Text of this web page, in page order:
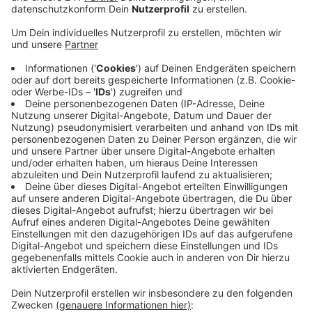
Wie es mit dem Gelände weitergeht, sei noch unklar,
bestätigt Kalls Bürgermeister auf Radio Euskirchen
Nachfrage. Er sei froh, dass für alle 20 Beschäftigten
ein guter Sozialplan ausgehandelt worden sei. Die
Gemeinde habe ein Interesse daran, dass es für das
Gelände eine Folgenutzung gibt. Das sei aber Aufgabe
des Unternehmens, sagt der Bürgermeister weiter. Er
stehe nach eigener Aussage alle zwei Wochen in
Kontakt mit der Werksleitung - auch über das Ende
des Werkes hinaus.
Opterra hatte sich für die Standort-Schließung
entschieden, weil sich der Betrieb wirtschaftlich nicht
mehr lohne.
Anzeige